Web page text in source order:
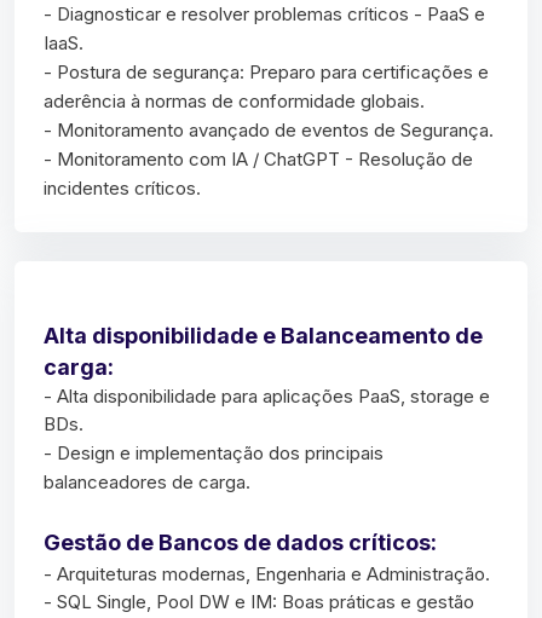
- Diagnosticar e resolver problemas críticos - PaaS e
IaaS.
- Postura de segurança: Preparo para certificações e
aderência à normas de conformidade globais.
- Monitoramento avançado de eventos de Segurança.
- Monitoramento com IA / ChatGPT - Resolução de
incidentes críticos.
Alta disponibilidade e Balanceamento de
carga:
- Alta disponibilidade para aplicações PaaS, storage e
BDs.
- Design e implementação dos principais
balanceadores de carga.
Gestão de Bancos de dados críticos:
- Arquiteturas modernas, Engenharia e Administração.
- SQL Single, Pool DW e IM: Boas práticas e gestão